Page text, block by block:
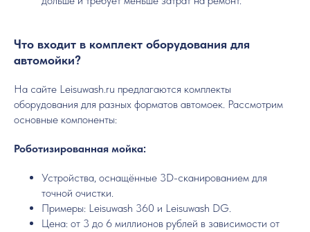
Что входит в комплект оборудования для
автомойки?
На сайте Leisuwash.ru предлагаются комплекты
оборудования для разных форматов автомоек. Рассмотрим
основные компоненты:
Роботизированная мойка:
Устройства, оснащённые 3D-сканированием для
точной очистки.
Примеры: Leisuwash 360 и Leisuwash DG.
Цена: от 3 до 6 миллионов рублей в зависимости от